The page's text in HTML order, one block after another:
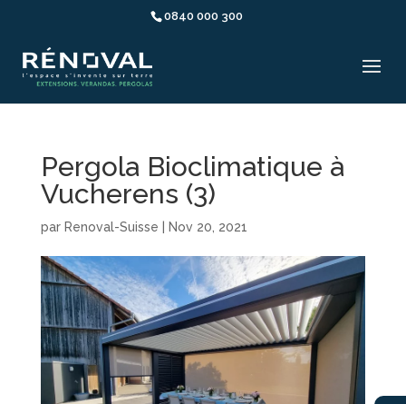
0840 000 300
Pergola Bioclimatique à
Vucherens (3)
par Renoval-Suisse Nov 20, 2021